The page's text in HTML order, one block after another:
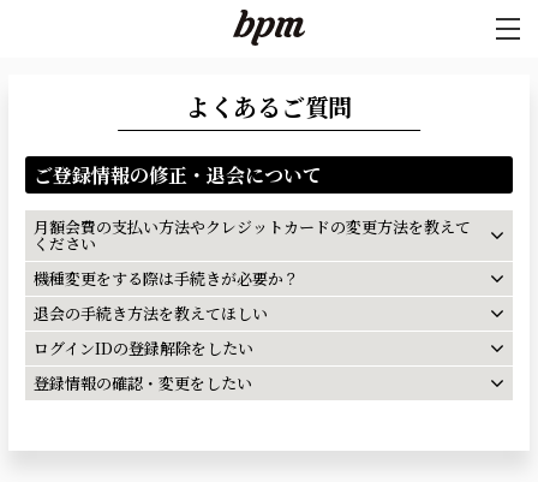
よくあるご質問
ご登録情報の修正・退会について
月額会費の支払い方法やクレジットカードの変更方法を教えて
ください
機種変更をする際は手続きが必要か？
退会の手続き方法を教えてほしい
ログインIDの登録解除をしたい
登録情報の確認・変更をしたい